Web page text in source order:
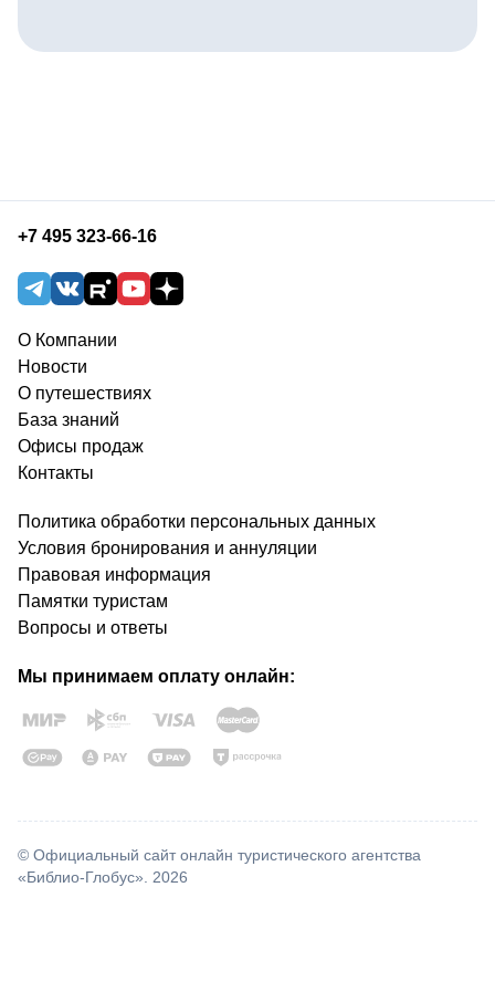
+7 495 323-66-16
О Компании
Новости
О путешествиях
База знаний
Офисы продаж
Контакты
Политика обработки персональных данных
Условия бронирования и аннуляции
Правовая информация
Памятки туристам
Вопросы и ответы
Мы принимаем оплату онлайн:
© Официальный сайт онлайн туристического агентства
«Библио-Глобус». 2026